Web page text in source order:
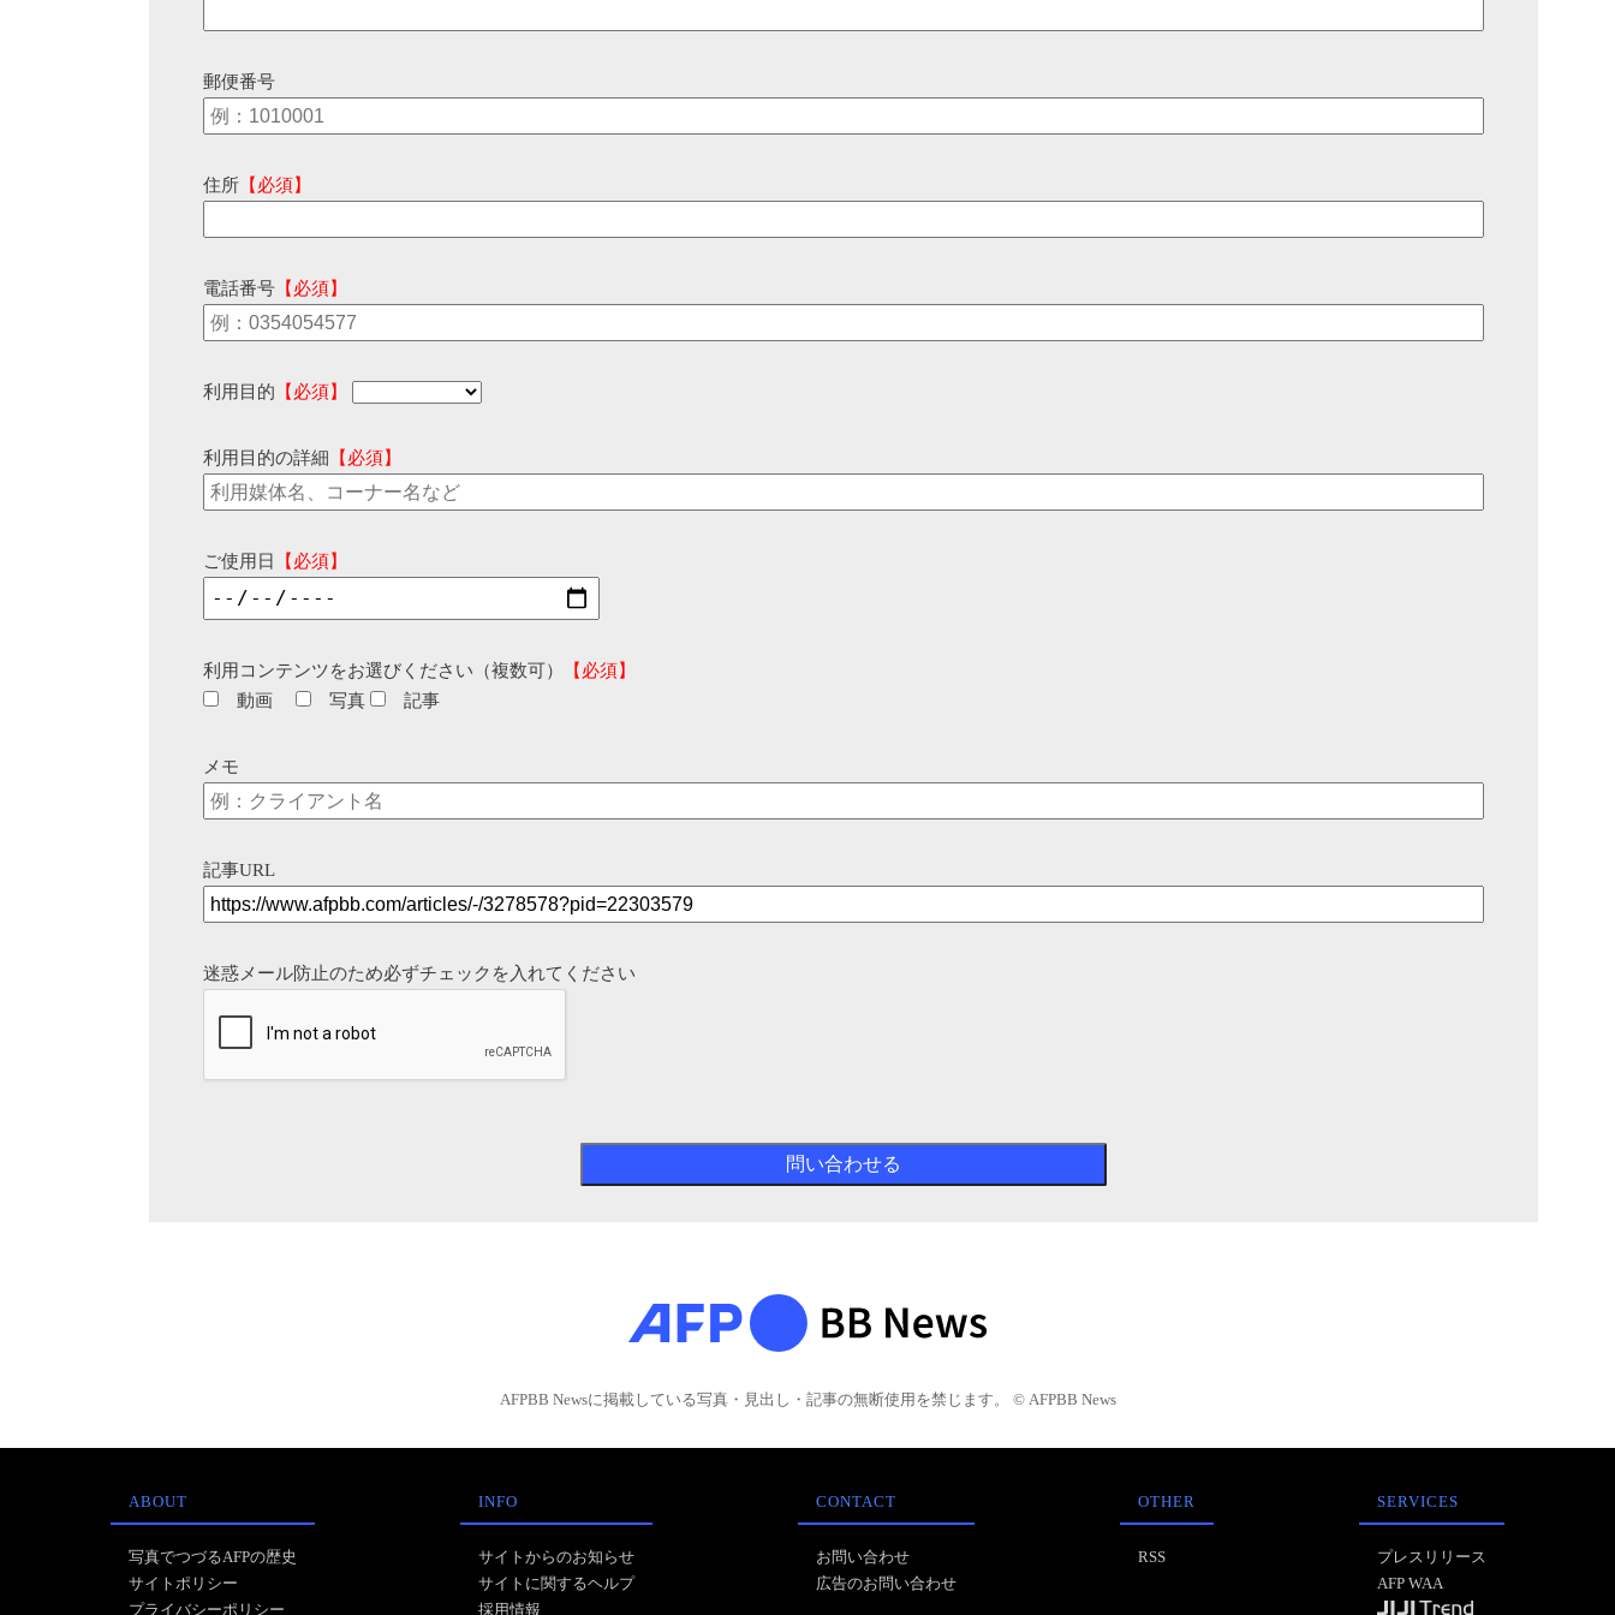
郵便番号
住所 【必須】
電話番号 【必須】
利用目的 【必須】
利用目的の詳細 【必須】
ご使用日 【必須】
利用コンテンツをお選びください（複数可）
【必須】
動画
写真 記事
メモ
記事URL
迷惑メール防止のため必ずチェックを入れてください
AFPBB Newsに掲載している写真・見出し・記事の無断使用を禁じます。 © AFPBB News
ABOUT
写真でつづるAFPの歴史
サイトポリシー
プライバシーポリシー
INFO
サイトからのお知らせ
サイトに関するヘルプ
採用情報
CONTACT
お問い合わせ
広告のお問い合わせ
OTHER
RSS
SERVICES
プレスリリース
AFP WAA